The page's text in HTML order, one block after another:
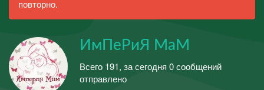
повторно.
ИмПеРиЯ МаМ
Всего 191, за сегодня 0 сообщений
отправлено